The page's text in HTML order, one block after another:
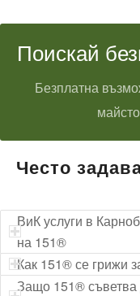
Поискай
Безплатна
Често
ВиК услуги в
на 151®
Как 151® се грижи
Защо 151® съветва